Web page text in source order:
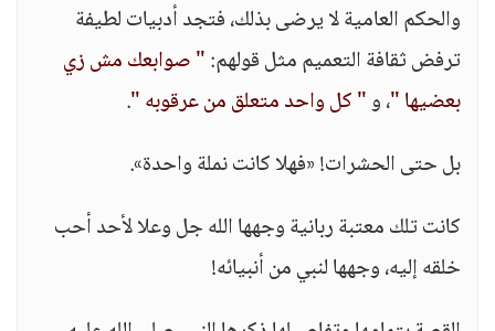
والحكم العامية لا يرضى بذلك، فتجد أدبيات لطيفة
ترفض ثقافة التعميم مثل قولهم:" صوابعك مش زي
بعضيها "، و" كل واحد متعلق من عرقوبه ".
بل حتى الحشرات! «فهلا كانت نملة واحدة».
كانت تلك معتبة ربانية وجهها الله جل وعلا لأحد أحب
خلقه إليه، وجهها لنبي من أنبيائه!